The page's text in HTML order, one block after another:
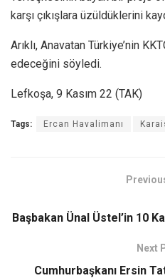
karşı çıkışlara üzüldüklerini
Arıklı, Anavatan Türkiye’nin
edeceğini söyledi.
Lefkoşa, 9 Kasım 22 (TAK)
Tags: Ercan Havalimanı
Başbakan Ünal Üstel’in 10
Next
Cumhurbaşkanı Ersin